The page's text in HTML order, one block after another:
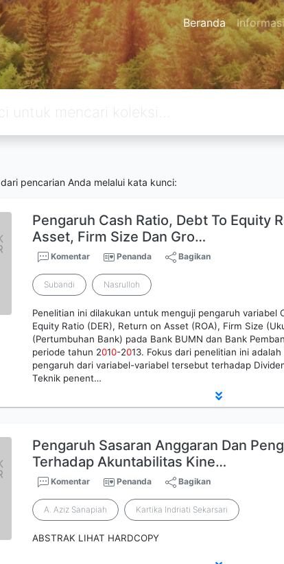
Beranda Informasi
dari pencarian Anda melalui kata kunci:
Pengaruh Cash Ratio, Debt To Equity
Asset, Firm Size Dan Gro…
Komentar Penanda Bagikan
Subandi Nasrulloh
Penelitian ini dilakukan untuk menguji pengaruh variabel
Equity Ratio (DER), Return on Asset (ROA), Firm Size
(Pertumbuhan Bank) pada Bank BUMN dan Bank
periode tahun 2010-2013. Fokus dari penelitian ini
pengaruh dari variabel-variabel tersebut terhadap
Teknik penent…
Pengaruh Sasaran Anggaran Dan
Terhadap Akuntabilitas Kine…
Komentar Penanda Bagikan
A. Aziz Sanapiah Kartika Indriati Sekarsari
ABSTRAK LIHAT HARDCOPY